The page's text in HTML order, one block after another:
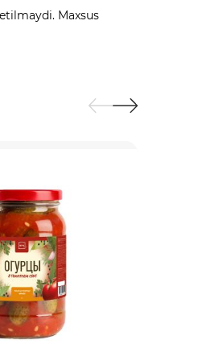
Maxsus